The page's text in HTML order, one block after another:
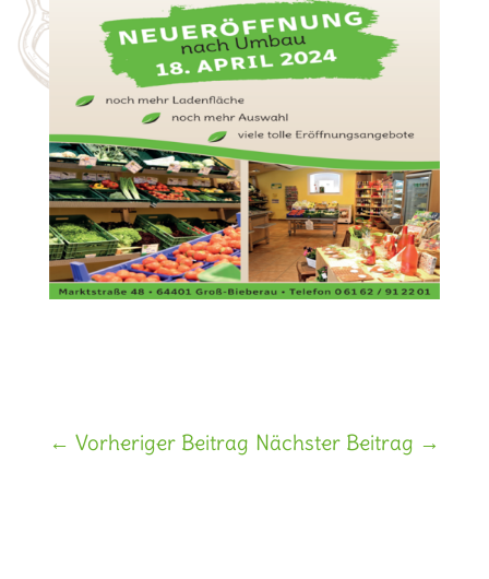
← Vorheriger Beitrag Nächster Beitrag →